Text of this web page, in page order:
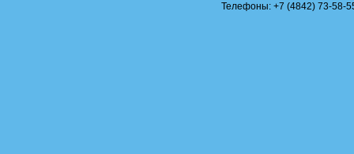
Телефоны: +7 (4842) 73-58-